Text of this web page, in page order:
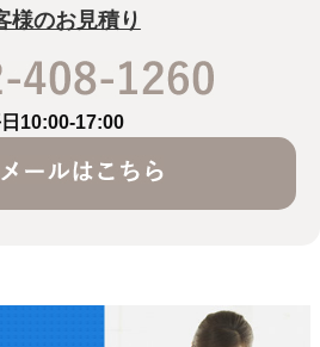
様のお見積り
10:00-17:00